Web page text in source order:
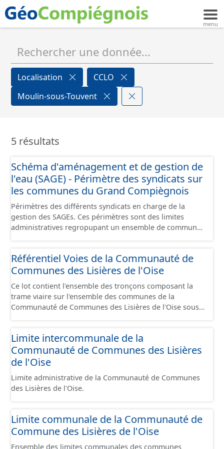
Localisation
CCLO
Moulin-sous-Touvent
5 résultats
Schéma d'aménagement et de gestion de
l'eau (SAGE) - Périmètre des syndicats sur
les communes du Grand Compiègnois
Périmètres des différents syndicats en charge de la
gestion des SAGEs. Ces périmètres sont des limites
administratives regropupant un ensemble de communes
diverses : - SAGE, - GEMA (Gestion des Milieux
Aquatiques) - Ruissellement. Le ou les périmètres du
données.
Référentiel Voies de la Communauté de
Communes des Lisières de l'Oise
Ce lot contient l'ensemble des tronçons composant la
trame viaire sur l'ensemble des communes de la
Communauté de Communes des Lisières de l'Oise sous
par un libellé de voie. Un tronçon appartient à une ou
deux communes. Un tronçon représente, le plus
souvent, le centre de la chaussée. Les tronçons de voies
correspondent à des intersections ou des jonctions, sauf
dans le cas d'un chevauchement (cf paragraphe suivant).
(franchissement d’un tronçon routier ou ferré) : les
tronçons se croisent sans se couper. Un tronçon
commence à une intersection ou une jonction et se
Limite intercommunale de la
Communauté de Communes des Lisières
de l'Oise
Limite administrative de la Communauté de Communes
des Lisières de l'Oise.
Limite communale de la Communauté de
Commune des Lisières de l'Oise
Ensemble des limites communales des communes